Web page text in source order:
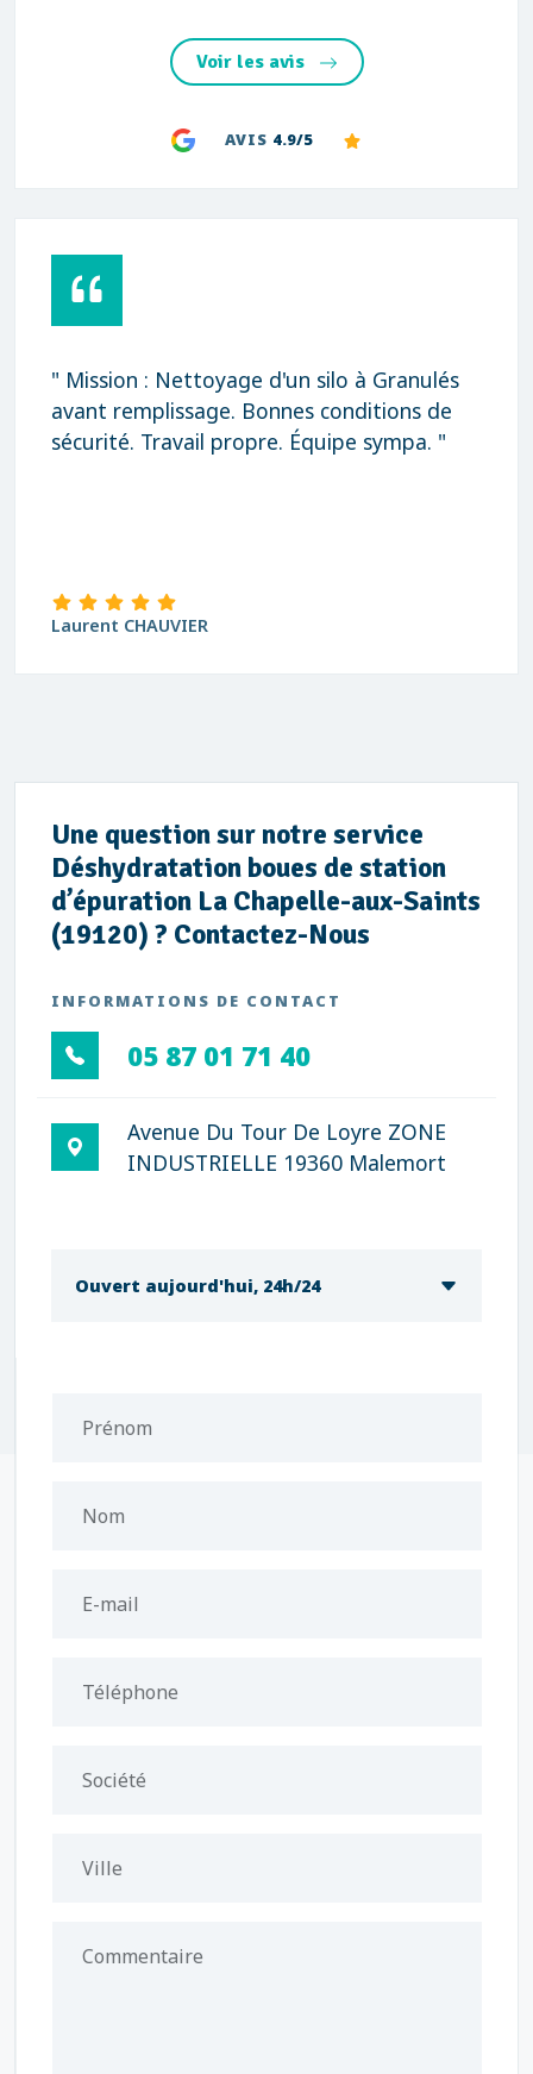
Voir les avis
AVIS 4.9/5
" Mission : Nettoyage d'un silo à Granulés
avant remplissage. Bonnes conditions de
sécurité. Travail propre. Équipe sympa. "
Laurent CHAUVIER
Une question sur notre service
Déshydratation boues de station
d’épuration La Chapelle-aux-Saints
(19120) ? Contactez-Nous
INFORMATIONS DE CONTACT
05 87 01 71 40
Avenue Du Tour De Loyre ZONE
INDUSTRIELLE 19360 Malemort
Ouvert aujourd'hui, 24h/24
Prénom
Nom
E-mail
Téléphone
Société
Ville
Commentaire